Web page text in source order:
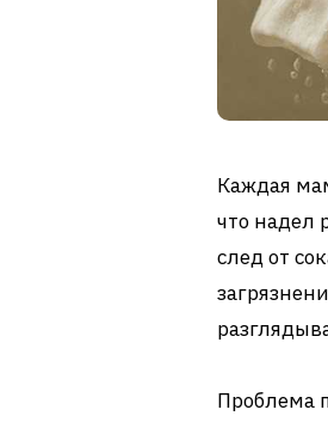
Каждая
что надел
след от
Проблема